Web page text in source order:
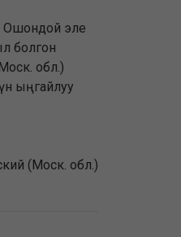
Ошондой эле
болгон
обл.)
ыңгайлуу
(Моск. обл.)